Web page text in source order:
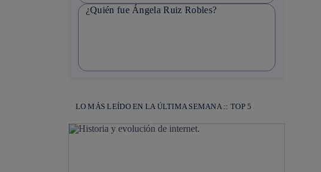
¿Quién fue Ángela Ruiz Robles?
LO MÁS LEÍDO EN LA ÚLTIMA SEMANA :: TOP 5